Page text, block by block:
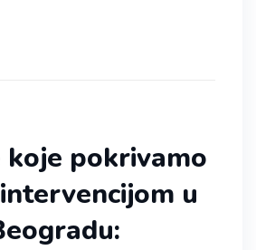
koje pokrivamo
u